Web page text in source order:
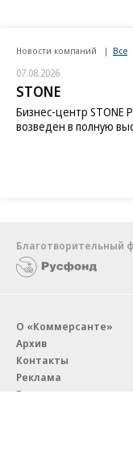
Новости компаний Все
07.08.2026
STONE
Бизнес-центр STONE
возведен в полную
Благотворительный
О «Коммерсанте»
Архив
Контакты
Реклама
Вакансии